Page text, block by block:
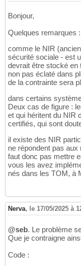
Bonjour,
Quelques remarques :
comme le NIR
sécurité sociale - est
devrait être stocké en
non pas éclaté dans
de la contrainte sera
dans certains
Deux cas de figure :
et qui héritent du NIR
certifiés, qui sont
il existe des NIR
ne répondent pas
faut donc pas mettre
vous les avez
nés dans les TOM, à
Nerva, le 17/05/2025 à
@seb. Le problème
Que je contraigne
Code :